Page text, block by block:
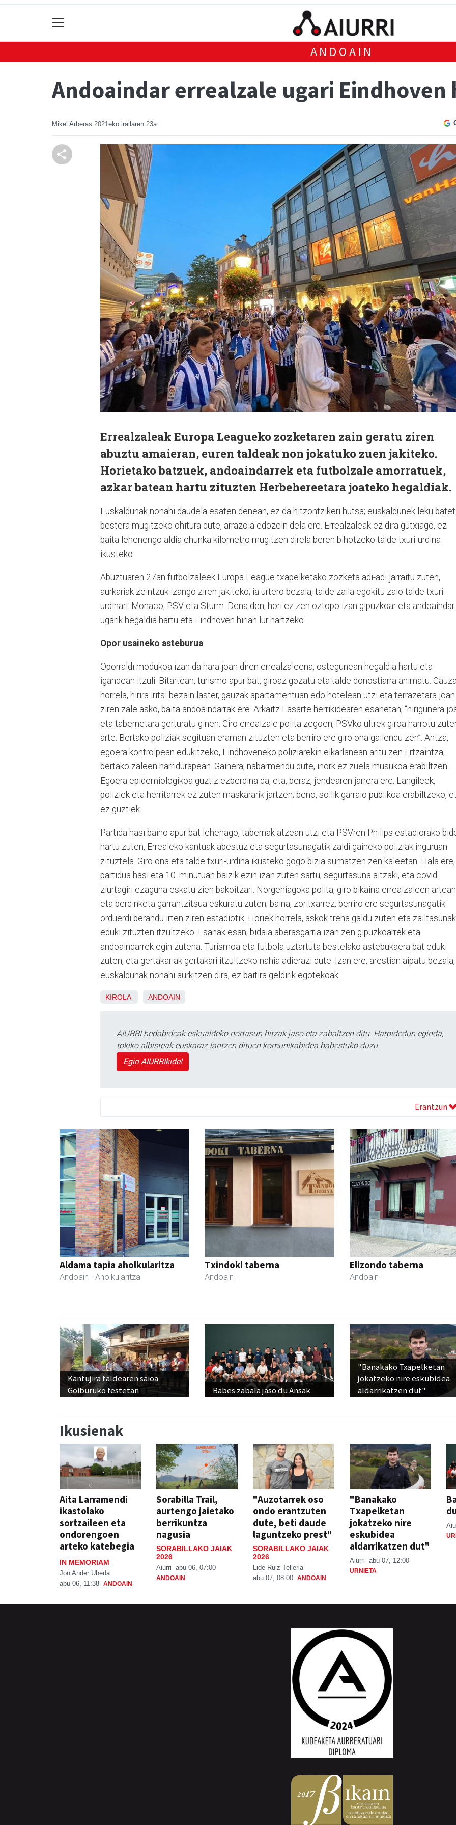
ANDOAIN
Andoaindar errealzale ugari Eindhoven
Mikel Arberas 2021eko irailaren 23a
Errealzaleak Europa Leagueko zozketaren zain geratu ziren
abuztu amaieran, euren taldeak non jokatuko zuen jakiteko.
Horietako batzuek, andoaindarrek eta futbolzale amorratuek,
azkar batean hartu zituzten Herbehereetara joateko hegaldiak.
Euskaldunak nonahi daudela esaten denean, ez da hitzontzikeri hutsa; euskaldunek leku
bestera mugitzeko ohitura dute, arrazoia edozein dela ere. Errealzaleak ez dira gutxiago, ez
baita lehenengo aldia ehunka kilometro mugitzen direla beren bihotzeko talde txuri-urdina
ikusteko.
Abuztuaren 27an futbolzaleek Europa League txapelketako zozketa adi-adi jarraitu zuten,
aurkariak zeintzuk izango ziren jakiteko; ia urtero bezala, talde zaila egokitu zaio talde txuri-
urdinari: Monaco, PSV eta Sturm. Dena den, hori ez zen oztopo izan gipuzkoar eta andoaindar
ugarik hegaldia hartu eta Eindhoven hirian lur hartzeko.
Opor usaineko asteburua
Oporraldi modukoa izan da hara joan diren errealzaleena, ostegunean hegaldia hartu eta
igandean itzuli. Bitartean, turismo apur bat, giroaz gozatu eta talde donostiarra animatu.
horrela, hirira iritsi bezain laster, gauzak apartamentuan edo hotelean utzi eta terrazetara joan
ziren zale asko, baita andoaindarrak ere. Arkaitz Lasarte herrikidearen esanetan, “hirigunera
eta tabernetara gerturatu ginen. Giro errealzale polita zegoen, PSVko ultrek giroa harrotu
arte. Bertako poliziak segituan eraman zituzten eta berriro ere giro ona gailendu zen”. Antza,
egoera kontrolpean edukitzeko, Eindhoveneko poliziarekin elkarlanean aritu zen Ertzaintza,
bertako zaleen harridurapean. Gainera, nabarmendu dute, inork ez zuela musukoa erabiltzen.
Egoera epidemiologikoa guztiz ezberdina da, eta, beraz, jendearen jarrera ere. Langileek,
poliziek eta herritarrek ez zuten maskararik jartzen; beno, soilik garraio publikoa erabiltzeko,
ez guztiek.
Partida hasi baino apur bat lehenago, tabernak atzean utzi eta PSVren Philips estadiorako
hartu zuten, Errealeko kantuak abestuz eta segurtasunagatik zaldi gaineko poliziak inguruan
zituztela. Giro ona eta talde txuri-urdina ikusteko gogo bizia sumatzen zen kaleetan. Hala ere,
partidua hasi eta 10. minutuan baizik ezin izan zuten sartu, segurtasuna aitzaki, eta covid
ziurtagiri ezaguna eskatu zien bakoitzari. Norgehiagoka polita, giro bikaina errealzaleen artean
eta berdinketa garrantzitsua eskuratu zuten; baina, zoritxarrez, berriro ere segurtasunagatik
orduerdi berandu irten ziren estadiotik. Horiek horrela, askok trena galdu zuten eta zailtasunak
eduki zituzten itzultzeko. Esanak esan, bidaia aberasgarria izan zen gipuzkoarrek eta
andoaindarrek egin zutena. Turismoa eta futbola uztartuta bestelako astebukaera bat eduki
zuten, eta gertakariak gertakari itzultzeko nahia adierazi dute. Izan ere, arestian aipatu bezala,
euskaldunak nonahi aurkitzen dira, ez baitira geldirik egotekoak.
KIROLA ANDOAIN
AIURRI hedabideak eskualdeko nortasun hitzak jaso eta zabaltzen ditu. Harpidedun eginda,
tokiko albisteak euskaraz lantzen dituen komunikabidea babestuko duzu.
Egin AIURRIkide!
Erantzun
Aldama tapia aholkularitza
Andoain - Aholkularitza
Txindoki taberna
Andoain -
Elizondo taberna
Andoain -
Kantujira taldearen saioa
Goiburuko festetan
Babes zabala jaso du Ansak
"Banakako Txapelketan
jokatzeko nire eskubidea
aldarrikatzen dut"
Ikusienak
Aita Larramendi
ikastolako
sortzaileen eta
ondorengoen
arteko katebegia
IN MEMORIAM
Jon Ander Ubeda
abu 06, 11:38 ANDOAIN
Sorabilla Trail,
aurtengo jaietako
berrikuntza
nagusia
SORABILLAKO JAIAK
2026
Aiurri abu 06, 07:00
ANDOAIN
"Auzotarrek oso
ondo erantzuten
dute, beti daude
laguntzeko prest"
SORABILLAKO JAIAK
2026
Lide Ruiz Telleria
abu 07, 08:00 ANDOAIN
"Banakako
Txapelketan
jokatzeko nire
eskubidea
aldarrikatzen dut"
Aiurri abu 07, 12:00
URNIETA